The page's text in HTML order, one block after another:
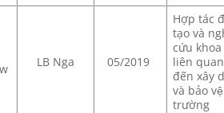
LB Nga 05/2019
Hợp tác
tạo và
cứu
liên quan
đến xây
và bảo
trường